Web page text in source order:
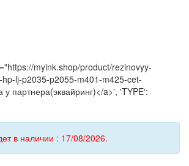
myink.shop/product/rezinovyy-
lj-p2035-p2055-m401-m425-cet-
у партнера(эквайринг)</a>', 'TYPE':
в наличии : 17/08/2026.